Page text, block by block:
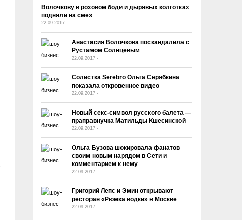
Волочкову в розовом боди и дырявых колготках
подняли на смех
22.09.2017-
Анастасия Волочкова поскандалила с
Рустамом Солнцевым
22.09.2017-
Солистка Serebro Ольга Серябкина
показала откровенное видео
22.09.2017-
Новый секс-символ русского балета —
праправнучка Матильды Кшесинской
22.09.2017-
Ольга Бузова шокировала фанатов
своим новым нарядом в Сети и
комментарием к нему
22.09.2017-
Григорий Лепс и Эмин открывают
ресторан «Рюмка водки» в Москве
22.09.2017-